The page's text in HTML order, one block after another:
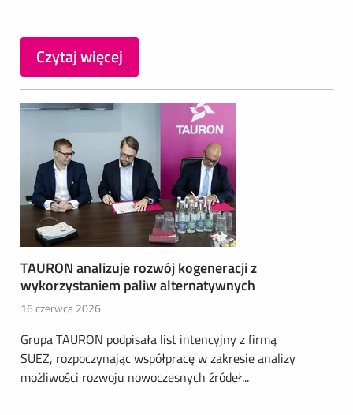
Czytaj więcej
TAURON analizuje rozwój kogeneracji z
wykorzystaniem paliw alternatywnych
16 czerwca 2026
Grupa TAURON podpisała list intencyjny z firmą
SUEZ, rozpoczynając współpracę w zakresie analizy
możliwości rozwoju nowoczesnych źródeł...